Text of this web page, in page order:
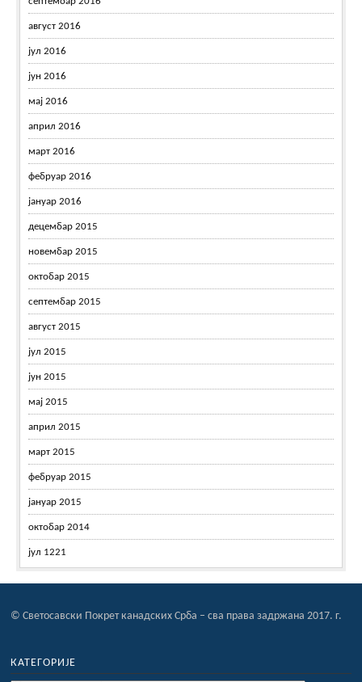
август 2016
јул 2016
јун 2016
мај 2016
април 2016
март 2016
фебруар 2016
јануар 2016
децембар 2015
новембар 2015
октобар 2015
септембар 2015
август 2015
јул 2015
јун 2015
мај 2015
април 2015
март 2015
фебруар 2015
јануар 2015
октобар 2014
јул 1221
© Светосавски Покрет канадских Срба – сва права задржана 2017. г.
КАТЕГОРИЈЕ